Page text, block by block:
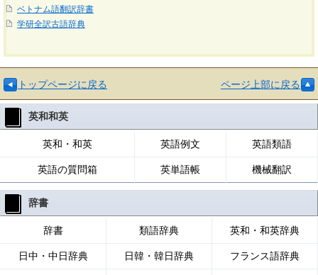
ベトナム語翻訳辞書
学研全訳古語辞典
トップページに戻る ページ上部に戻る
英和和英
英和・和英 英語例文 英語類語
英語の質問箱 英単語帳 機械翻訳
辞書
辞書 類語辞典 英和・和英辞典
日中・中日辞典 日韓・韓日辞典 フランス語辞典